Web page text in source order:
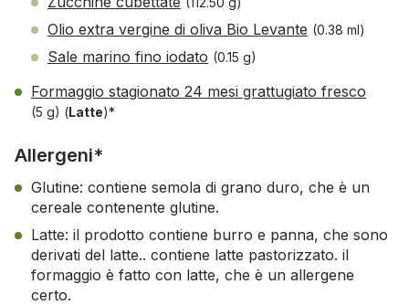
Olio extra vergine di oliva Bio Levante (0.38 ml)
Sale marino fino iodato (0.15 g)
Formaggio stagionato 24 mesi grattugiato fresco
(5 g) (Latte)*
Allergeni*
Glutine: contiene semola di grano duro, che è un
cereale contenente glutine.
Latte: il prodotto contiene burro e panna, che sono
derivati del latte.. contiene latte pastorizzato. il
formaggio è fatto con latte, che è un allergene
certo.